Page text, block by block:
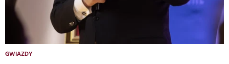
GWIAZDY